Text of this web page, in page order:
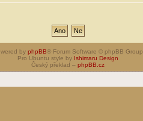
by phpBB® Forum Software © phpBB Group
Pro Ubuntu style by Ishimaru Design
Český překlad – phpBB.cz